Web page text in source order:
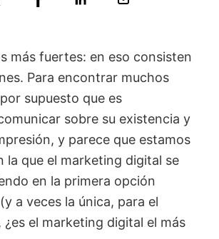
más fuertes: en eso consisten
Para encontrar muchos
supuesto que es
sobre su existencia y
y parece que estamos
la que el marketing digital se
en la primera opción
a veces la única, para el
¿es el marketing digital el más